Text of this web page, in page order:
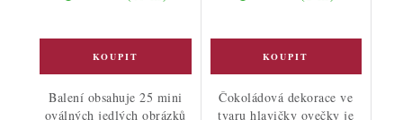
Balení obsahuje 25 mini
oválných jedlých obrázků
Čokoládová dekorace ve
tvaru hlavičky ovečky je